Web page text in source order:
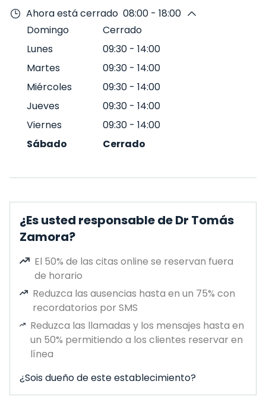
Ahora está cerrado 08:00 - 18:00
Domingo
Cerrado
Lunes
09:30 - 14:00
Martes
09:30 - 14:00
Miércoles
09:30 - 14:00
Jueves
09:30 - 14:00
Viernes
09:30 - 14:00
Sábado
Cerrado
¿Es usted responsable de Dr Tomás
Zamora?
El 50% de las citas online se reservan fuera
de horario
Reduzca las ausencias hasta en un 75% con
recordatorios por SMS
Reduzca las llamadas y los mensajes hasta en
un 50% permitiendo a los clientes reservar en
línea
¿Sois dueño de este establecimiento?